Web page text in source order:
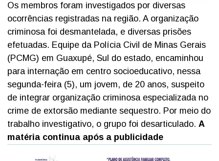
Os membros foram investigados por diversas
ocorrências registradas na região. A organização
criminosa foi desmantelada, e diversas prisões
efetuadas. Equipe da Polícia Civil de Minas Gerais
(PCMG) em Guaxupé, Sul do estado, encaminhou
para internação em centro socioeducativo, nessa
segunda-feira (5), um jovem, de 20 anos, suspeito
de integrar organização criminosa especializada no
crime de extorsão mediante sequestro. Por meio do
trabalho investigativo, o grupo foi desarticulado. A
matéria continua após a publicidade